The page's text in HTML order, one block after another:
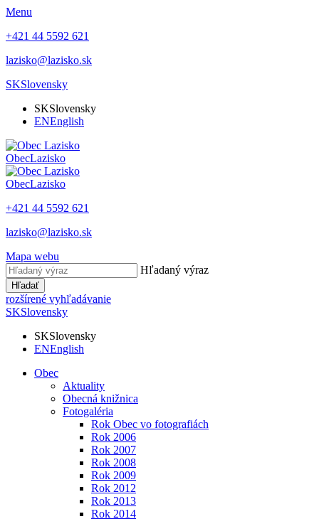
Menu
+421 44 5592 621
lazisko@lazisko.sk
SKSlovensky
SKSlovensky
ENEnglish
ObecLazisko
ObecLazisko
+421 44 5592 621
lazisko@lazisko.sk
Mapa webu
Hľadaný výraz
Hľadať
rozšírené vyhľadávanie
SKSlovensky
SKSlovensky
ENEnglish
Obec
Aktuality
Obecná knižnica
Fotogaléria
Rok Obec vo fotografiách
Rok 2006
Rok 2007
Rok 2008
Rok 2009
Rok 2012
Rok 2013
Rok 2014